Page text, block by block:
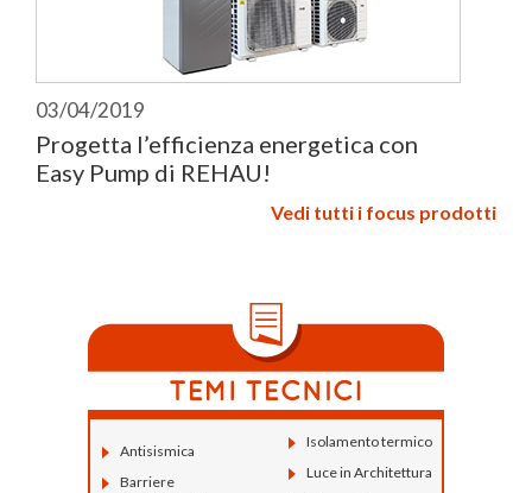
03/04/2019
Progetta l’efficienza energetica con
Easy Pump di REHAU!
Vedi tutti i focus prodotti
Antisismica
Barriere
Isolamento termico
Luce in Architettura